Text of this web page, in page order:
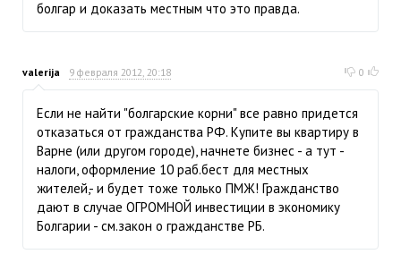
болгар и доказать местным что это правда.
valerija 9 февраля 2012, 20:18 0
Если не найти "болгарские корни" все равно придется
отказаться от гражданства РФ. Купите вы квартиру в
Варне (или другом городе), начнете бизнес - а тут -
налоги, оформление 10 раб.бест для местных
жителей,- и будет тоже только ПМЖ! Гражданство
дают в случае ОГРОМНОЙ инвестиции в экономику
Болгарии - см.закон о гражданстве РБ.